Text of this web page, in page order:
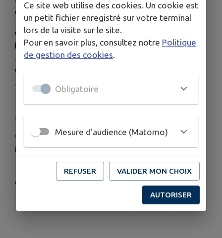
Corn Hole, Jeu de la Grenouille et puissance 4
🍟A partir de 20H : le Repas Moules-Frites
Foyer des Jeunes
Repas AVEC RESERVATION
07 87 97 46 08
Moules-frites 13€ / Jambon-frites 8€
Repas SUR PLACE :
Moules-frites 15€ / Jambon-frites 10€
⚽ iffusion du matchde football de la Coupe du
Monde
Animation musicale par Syl’Animepour
danser et s’amuser jusqu’au bout de la nuit !🎉
Ce site web utilise des cookies. Un cookie est
un petit fichier enregistré sur votre terminal
lors de la visite sur le site.
Pour en savoir plus, consultez notre Politique
de gestion des cookies.
Obligatoire
Mesure d'audience (Matomo)
REFUSER VALIDER MON CHOIX
AUTORISER